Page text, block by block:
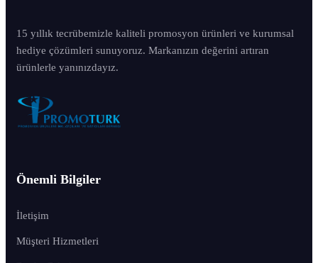
15 yıllık tecrübemizle kaliteli promosyon ürünleri ve kurumsal
hediye çözümleri sunuyoruz. Markanızın değerini artıran
ürünlerle yanınızdayız.
Önemli Bilgiler
İletişim
Müşteri Hizmetleri